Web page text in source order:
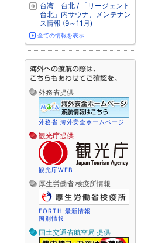
台湾 台北 / 「リージェント
台北」内サウナ、メンテナン
ス情報 (9～11月)
全ての情報を表示
外務省提供
外務省 海外安全ホームページ
観光庁提供
観光庁WEB
厚生労働省 検疫所情報
FORTH 最新情報
国別情報
国土交通省航空局 提供